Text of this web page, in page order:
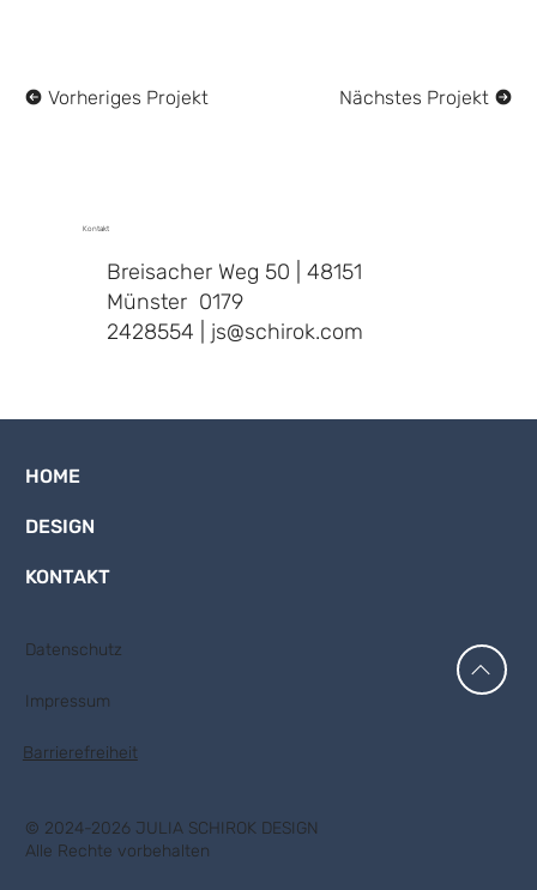
Vorheriges Projekt Nächstes Projekt
Kontakt
Breisacher Weg 50 | 48151
Münster 0179
2428554 | js@schirok.com
HOME
DESIGN
KONTAKT
Barrierefreiheit
Datenschutz
Impressum
© 2024-2026 JULIA SCHIROK DESIGN
Alle Rechte vorbehalten